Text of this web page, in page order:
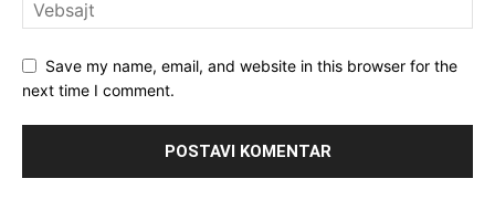
Save my name, email, and website in this browser for the
next time I comment.